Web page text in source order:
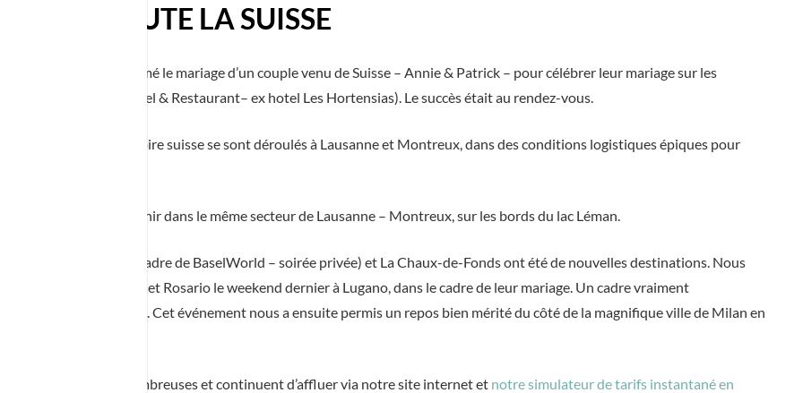
DE TOUTE LA SUISSE
nous avions animé le mariage d’un couple venu de Suisse – Annie & Patrick – pour célébrer leur mariage sur les
en Alsace (Le H – Hotel & Restaurant– ex hotel Les Hortensias). Le succès était au rendez-vous.
sur le territoire suisse se sont déroulés à Lausanne et Montreux, dans des conditions logistiques épiques pour
à nouveau pu revenir dans le même secteur de Lausanne – Montreux, sur les bords du lac Léman.
Bale (dans le cadre de BaselWorld – soirée privée) et La Chaux-de-Fonds ont été de nouvelles destinations. Nous
connaissance de Maria et Rosario le weekend dernier à Lugano, dans le cadre de leur mariage. Un cadre vraiment
bord du Lac de Lugano. Cet événement nous a ensuite permis un repos bien mérité du côté de la magnifique ville de Milan en
sont de plus en plus nombreuses et continuent d’affluer via notre site internet et notre simulateur de tarifs instantané en